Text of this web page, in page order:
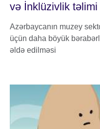
və İnklüzivlik təlimi
Azərbaycanın muzey
üçün daha böyük
əldə edilməsi